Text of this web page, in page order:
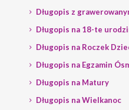
Długopis z
Długopis na 18-te
Długopis na Roczek
Długopis na Egzamin
Długopis na Matury
Długopis na Wielkanoc